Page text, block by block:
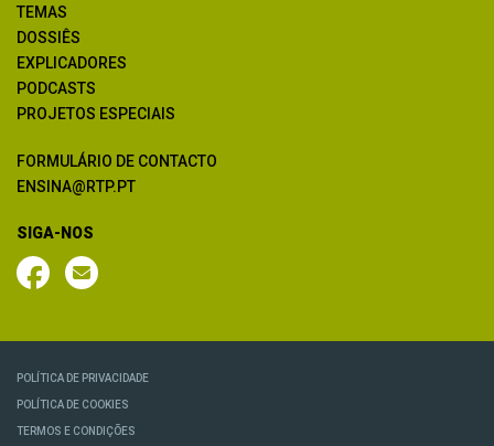
TEMAS
DOSSIÊS
EXPLICADORES
PODCASTS
PROJETOS ESPECIAIS
FORMULÁRIO DE CONTACTO
ENSINA@RTP.PT
SIGA-NOS
POLÍTICA DE PRIVACIDADE
POLÍTICA DE COOKIES
TERMOS E CONDIÇÕES